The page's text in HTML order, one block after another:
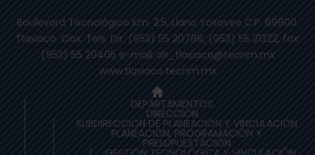
Boulevard Tecnológico Km. 2.5, Llano Yosovee C.P. 69800.
Tlaxiaco. Oax. Tels. Dir. (953) 55 20788, (953) 55 21322, fax:
(953) 55 20405 e-mail: dir_tlaxiaco@tecnm.mx
www.tlaxiaco.tecnm.mx
DEPARTAMENTOS
DIRECCIÓN
SUBDIRECCIÓN DE PLANEACIÒN Y VINCULACIÓN
PLANEACIÓN, PROGRAMACIÓN Y
PRESUPUESTACIÓN